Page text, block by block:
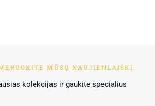
MŪSŲ NAUJIENLAIŠKĮ
kolekcijas ir gaukite specialius